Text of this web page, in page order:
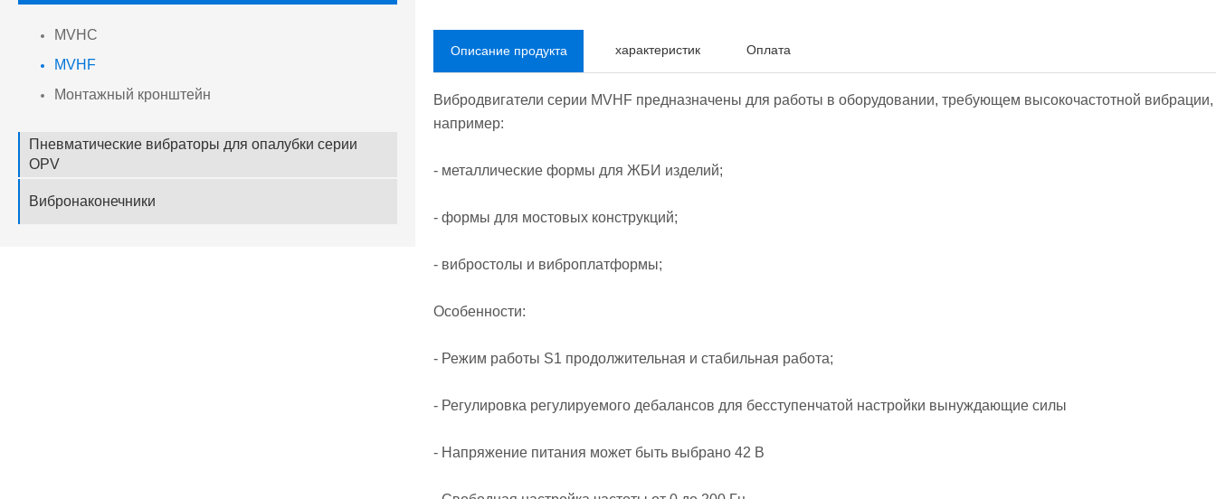
MVHC
MVHF
Монтажный кронштейн
Пневматические вибраторы для опалубки серии
OPV
Вибронаконечники
Описание продукта характеристик Оплата
Вибродвигатели серии MVHF предназначены для работы в оборудовании, требующем высокочастотной вибрации,
например:
- металлические формы для ЖБИ изделий;
- формы для мостовых конструкций;
- вибростолы и виброплатформы;
Особенности:
- Режим работы S1 продолжительная и стабильная работа;
- Регулировка регулируемого дебалансов для бесступенчатой настройки вынуждающие силы
- Напряжение питания может быть выбрано 42 В